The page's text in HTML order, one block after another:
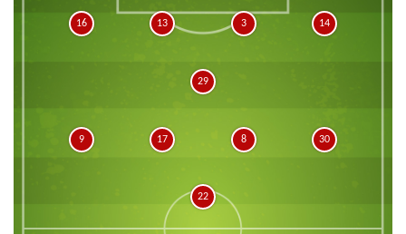
16 13 3 14
29
9 17 8 30
22